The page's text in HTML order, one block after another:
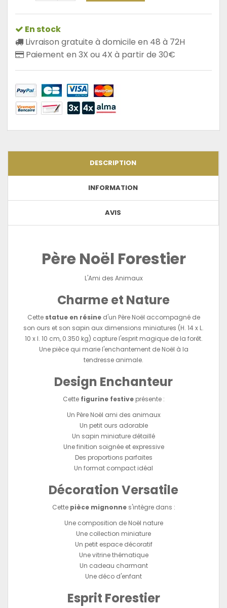
En stock
Livraison gratuite à domicile en 48 à 72H
Paiement en 3X ou 4X à partir de 30€
DESCRIPTION
INFORMATION
AVIS
Père Noël Forestier
L'Ami des Animaux
Charme et Nature
Cette statue en résined'un Père Noël accompagné de
son ours et son sapin aux dimensions miniatures (H. 14 x L.
10 x l. 10 cm, 0.350 kg) capture l'esprit magique de la forêt.
Une pièce qui marie l'enchantement de Noël à la
tendresse animale.
Design Enchanteur
Cette figurine festiveprésente :
Un Père Noël ami des animaux
Un petit ours adorable
Un sapin miniature détaillé
Une finition soignée et expressive
Des proportions parfaites
Un format compact idéal
Décoration Versatile
Cette pièce mignonnes'intègre dans :
Une composition de Noël nature
Une collection miniature
Un petit espace décoratif
Une vitrine thématique
Un cadeau charmant
Une déco d'enfant
Esprit Forestier